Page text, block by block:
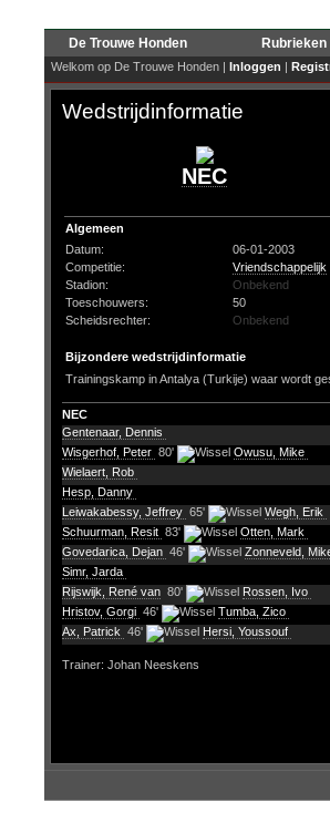
De Trouwe Honden Rubrieken
Welkom op De Trouwe Honden | Inloggen |
Wedstrijdinformatie
NEC
Algemeen
Datum:
06-01-2003
Competitie:
Vriendschappelijk
Stadion:
Onbekend
Toeschouwers:
50
Scheidsrechter:
Onbekend
Bijzondere wedstrijdinformatie
Trainingskamp in Antalya (Turkije) waar wordt
NEC
Gentenaar, Dennis
Wisgerhof, Peter 80'
Owusu, Mike
Wielaert, Rob
Hesp, Danny
Leiwakabessy, Jeffrey 65'
Wegh, Erik
Schuurman, Resit 83'
Otten, Mark
Govedarica, Dejan 46'
Zonneveld,
Simr, Jarda
Rijswijk, René van 80'
Rossen, Ivo
Hristov, Gorgi 46'
Tumba, Zico
Ax, Patrick 46' Hersi, Youssouf
Trainer: Johan Neeskens